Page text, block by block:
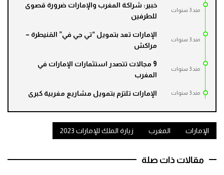
مند 3 سنوات
خبير: شراكة المغرب والإمارات ضرورة قصوى
للطرفين
مند 3 سنوات
الإمارات تعد بتمويل “تي جي في” القنيطرة –
مراكش
مند 3 سنوات
9 مجالات تتصدر استثمارات الإمارات في
المغرب
مند 3 سنوات الإمارات تلتزم بتمويل مشاريع مغربية كبرى
الإمارات المغرب زيارة الملك للإمارات 2023
مقالات ذات صلة